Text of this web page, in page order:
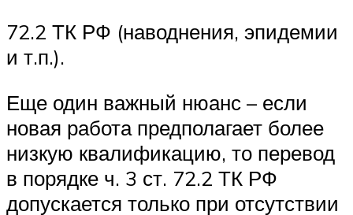
72.2 ТК РФ (наводнения, эпидемии
и т.п.).
Еще один важный нюанс – если
новая работа предполагает более
низкую квалификацию, то перевод
в порядке ч. 3 ст. 72.2 ТК РФ
допускается только при отсутствии